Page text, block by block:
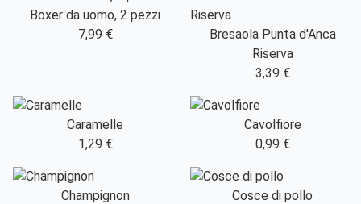
Boxer da uomo, 2 pezzi
7,99 €
Bresaola Punta d'Anca
Riserva
3,39 €
Caramelle
1,29 €
Cavolfiore
0,99 €
Champignon
Cosce di pollo